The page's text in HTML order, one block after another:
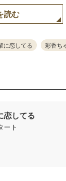
読む
に恋してる 彩香ち
恋してる
ート